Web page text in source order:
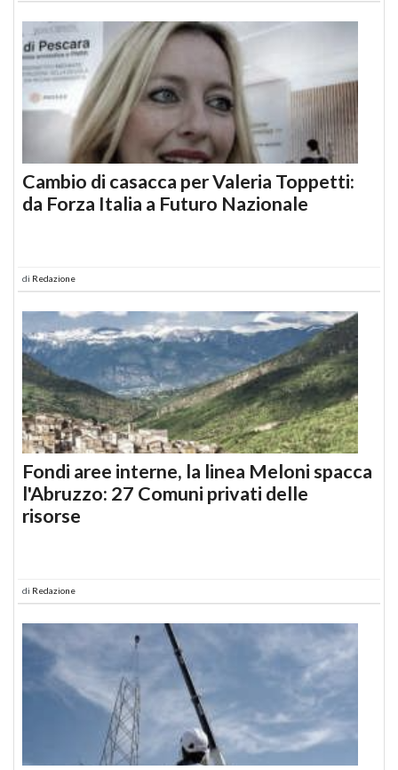
Cambio di casacca per Valeria Toppetti:
da Forza Italia a Futuro Nazionale
di Redazione
Fondi aree interne, la linea Meloni spacca
l'Abruzzo: 27 Comuni privati delle
risorse
di Redazione